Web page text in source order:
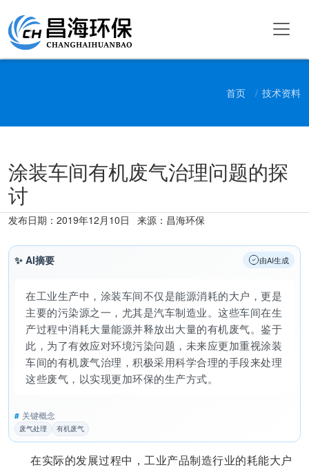
首页 技术资料
涂装车间有机废气治理问题的探
讨
发布日期： 2019年12月10日 来源：昌海环保
✨ AI摘要 由AI生成
在工业生产中，涂装车间不仅是能源消耗的大户，更是
主要的污染源之一，尤其是汽车制造业。这些车间在生
产过程中消耗大量能源并释放出大量的有机废气。鉴于
此，为了有效应对环境污染问题，未来应更加重视涂装
车间的有机废气治理，积极采用科学合理的手段来处理
这些废气，以实现更加环保的生产方式。
# 关键概念
废气处理 有机废气
在实际的发展过程中，工业产品制造行业的耗能大户